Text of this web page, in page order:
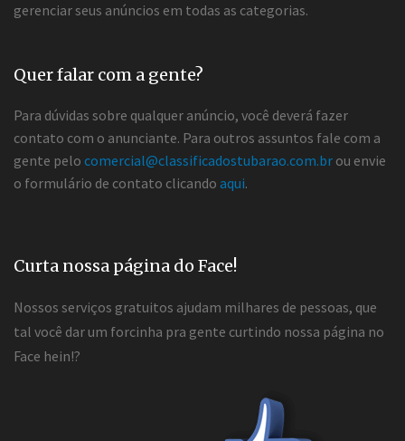
gerenciar seus anúncios em todas as categorias.
Quer falar com a gente?
Para dúvidas sobre qualquer anúncio, você deverá fazer
contato com o anunciante. Para outros assuntos fale com a
gente pelo comercial@classificadostubarao.com.br ou envie
o formulário de contato clicando aqui.
Curta nossa página do Face!
Nossos serviços gratuitos ajudam milhares de pessoas, que
tal você dar um forcinha pra gente curtindo nossa página no
Face hein!?